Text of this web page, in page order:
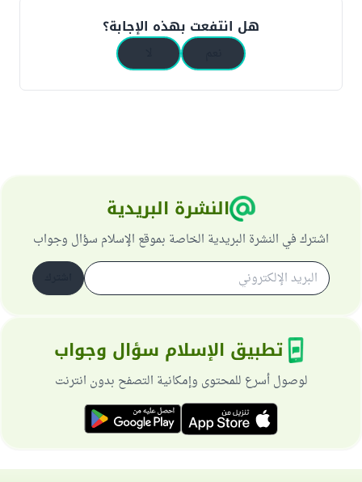
هل انتفعت بهذه الإجابة؟
النشرة البريدية
اشترك في النشرة البريدية الخاصة بموقع الإسلام سؤال وجواب
تطبيق الإسلام سؤال وجواب
لوصول أسرع للمحتوى وإمكانية التصفح بدون انترنت